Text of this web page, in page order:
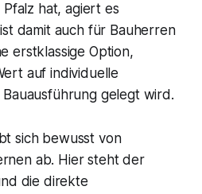
hat, agiert es
damit auch für Bauherren
erstklassige Option,
auf individuelle
gelegt wird.
sich bewusst von
ab. Hier steht der
die direkte